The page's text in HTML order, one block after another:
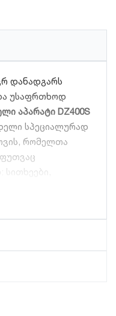
სოუსების,
პროდუქტის
პირვანდელ სახეს.
დანადგარს
უსაფრთხოდ
აპარატი DZ400S
სპეციალურად
რომელთა
უზრუნველყოფს